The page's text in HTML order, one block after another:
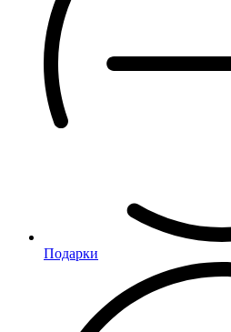
Подарки